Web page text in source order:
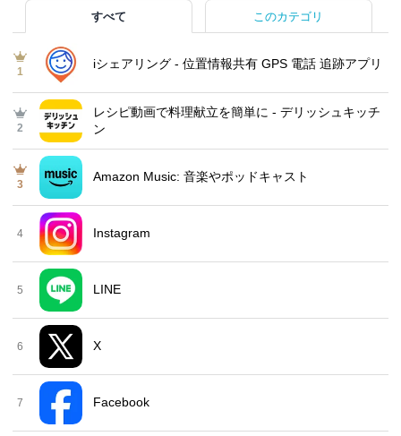
すべて このカテゴリ
1
iシェアリング - 位置情報共有 GPS 電話 追跡アプリ
2
レシピ動画で料理献立を簡単‪に - デリッシュキッチ
ン
3
Amazon Music: 音楽やポッドキャスト
4 Instagram
5 LINE
6 X
7 Facebook